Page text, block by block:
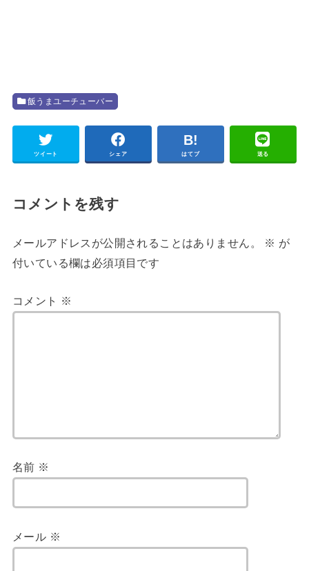
飯うまユーチューバー
ツイート シェア はてブ 送る
コメントを残す
メールアドレスが公開されることはありません。 ※ が
付いている欄は必須項目です
コメント ※
名前 ※
メール ※